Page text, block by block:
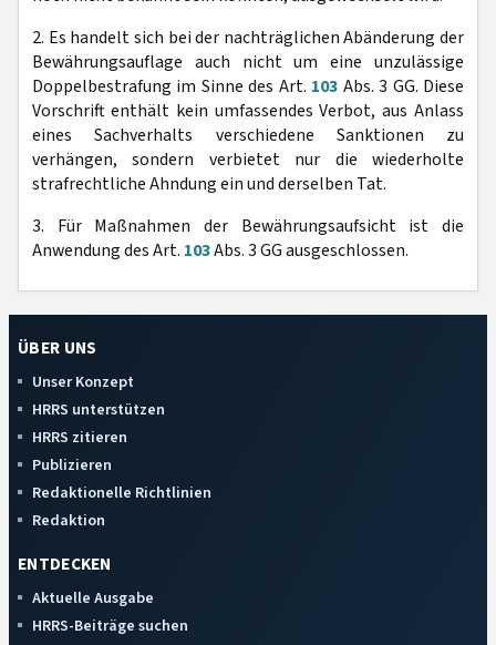
2. Es handelt sich bei der nachträglichen Abänderung der
Bewährungsauflage auch nicht um eine unzulässige
Doppelbestrafung im Sinne des Art. 103 Abs. 3 GG. Diese
Vorschrift enthält kein umfassendes Verbot, aus Anlass
eines Sachverhalts verschiedene Sanktionen zu
verhängen, sondern verbietet nur die wiederholte
strafrechtliche Ahndung ein und derselben Tat.
3. Für Maßnahmen der Bewährungsaufsicht ist die
Anwendung des Art. 103Abs. 3 GG ausgeschlossen.
ÜBER UNS
Unser Konzept
HRRS unterstützen
HRRS zitieren
Publizieren
Redaktionelle Richtlinien
Redaktion
ENTDECKEN
Aktuelle Ausgabe
HRRS-Beiträge suchen